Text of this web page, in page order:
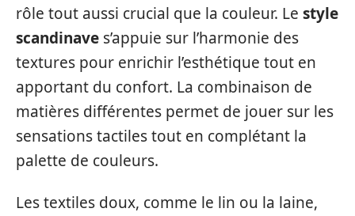
rôle tout aussi crucial que la couleur. Le style
scandinave s’appuie sur l’harmonie des
textures pour enrichir l’esthétique tout en
apportant du confort. La combinaison de
matières différentes permet de jouer sur les
sensations tactiles tout en complétant la
palette de couleurs.
Les textiles doux, comme le lin ou la laine,